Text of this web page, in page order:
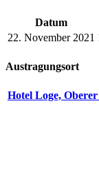
Datum
22. November 2021
Austragungsort
Hotel Loge,